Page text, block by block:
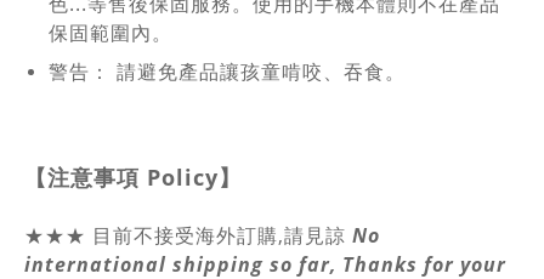
保固範圍內。
警告： 請避免產品讓孩童啃咬、吞食。
【注意事項 Policy】
★★★ 目前不接受海外訂購,請見諒 No
international shipping so far, Thanks for your